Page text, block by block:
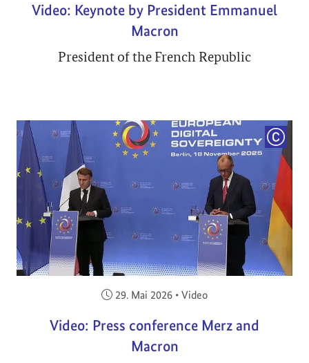
Video: Keynote by President Emmanuel
Macron
President of the French Republic
Veröffentlicht am:
29. Mai 2026 • Video
Video: Press conference Merz and
Macron